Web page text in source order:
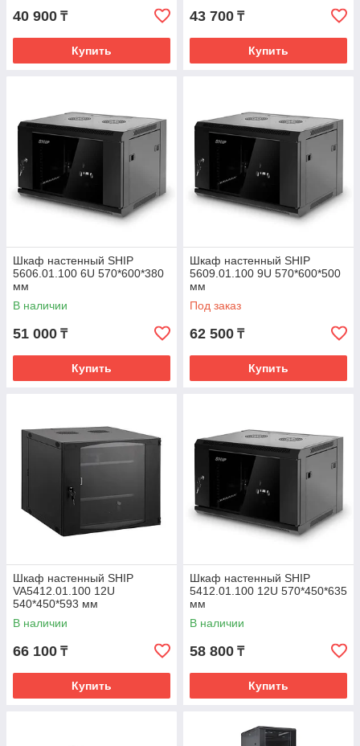
40 900 ₸
Купить
43 700 ₸
Купить
Шкаф настенный SHIP
5606.01.100 6U 570*600*380
мм
В наличии
51 000 ₸
Купить
Шкаф настенный SHIP
5609.01.100 9U 570*600*500
мм
Под заказ
62 500 ₸
Купить
Шкаф настенный SHIP
VA5412.01.100 12U
540*450*593 мм
В наличии
66 100 ₸
Купить
Шкаф настенный SHIP
5412.01.100 12U 570*450*635
мм
В наличии
58 800 ₸
Купить